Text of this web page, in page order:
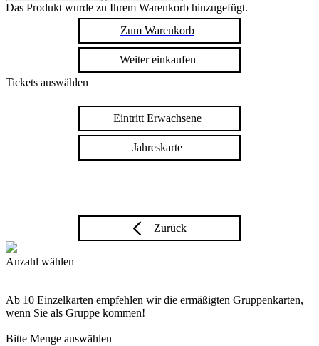
Das Produkt wurde zu Ihrem Warenkorb hinzugefügt.
Zum Warenkorb
Weiter einkaufen
Tickets auswählen
Eintritt Erwachsene
Jahreskarte
Zurück
Anzahl wählen
Ab 10 Einzelkarten empfehlen wir die ermäßigten Gruppenkarten,
wenn Sie als Gruppe kommen!
Bitte Menge auswählen